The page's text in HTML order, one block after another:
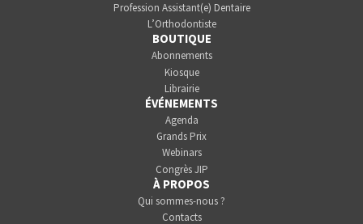
Profession Assistant(e) Dentaire
L’Orthodontiste
BOUTIQUE
Abonnements
Kiosque
Librairie
ÉVÉNEMENTS
Agenda
Grands Prix
Webinars
Congrès JIP
À PROPOS
Qui sommes-nous ?
Contacts